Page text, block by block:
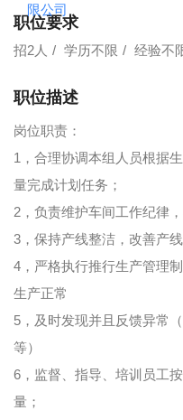
职位要求
招2人 学历不限 经验不
职位描述
岗位职责：
1，合理协调本组人员根据
量完成计划任务；
2，负责维护车间工作纪律
3，保持产线整洁，改善产
4，严格执行推行生产管理
生产正常
5，及时发现并且反馈异常
等）
6，监督、指导、培训员工
量；